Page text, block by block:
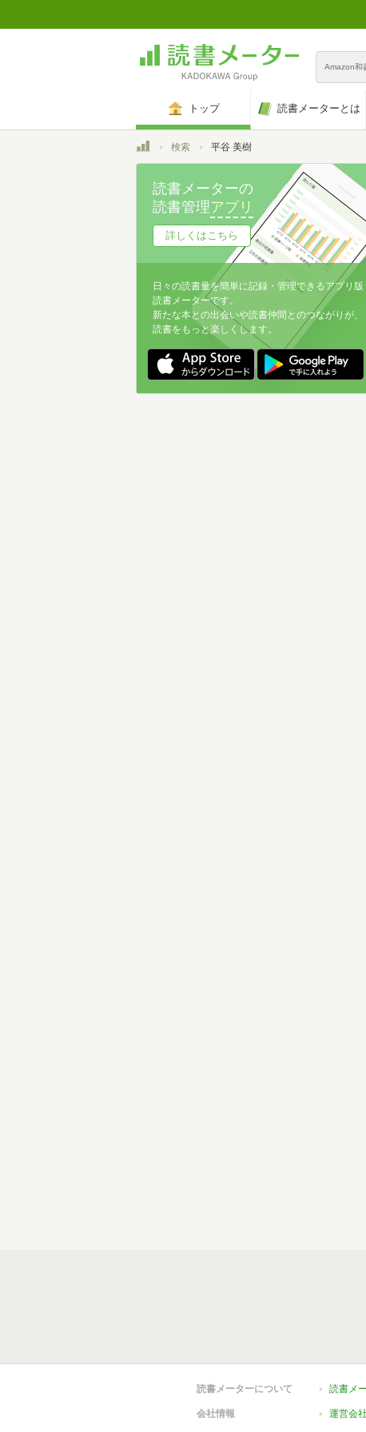
Amazon和
トップ 読書メーターとは
トップ検索 平谷 美樹
読書メーターの
読書管理アプリ
詳しくはこちら
日々の読書量を簡単に記録・管理できるアプリ版
読書メーターです。
新たな本との出会いや読書仲間とのつながりが、
読書をもっと楽しくします。
読書メーターについて 読書メ
会社情報 運営会社